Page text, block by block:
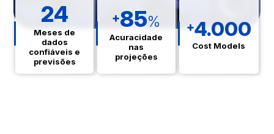
24
Meses de
dados
confiáveis e
previsões
+85%
Acuracidade
nas
projeções
+4.000
Cost Models